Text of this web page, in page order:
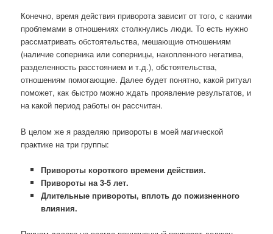
Конечно, время действия приворота зависит от того, с какими
проблемами в отношениях столкнулись люди. То есть нужно
рассматривать обстоятельства, мешающие отношениям
(наличие соперника или соперницы, накопленного негатива,
разделенность расстоянием и т.д.), обстоятельства,
отношениям помогающие. Далее будет понятно, какой ритуал
поможет, как быстро можно ждать проявление результатов, и
на какой период работы он рассчитан.
В целом же я разделяю привороты в моей магической
практике на три группы:
Привороты короткого времени действия.
Привороты на 3-5 лет.
Длительные привороты, вплоть до пожизненного
влияния.